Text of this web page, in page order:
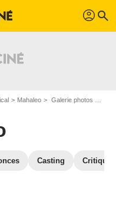
profil search
Mahaleo Galerie photos du film Mahaleo
Casting